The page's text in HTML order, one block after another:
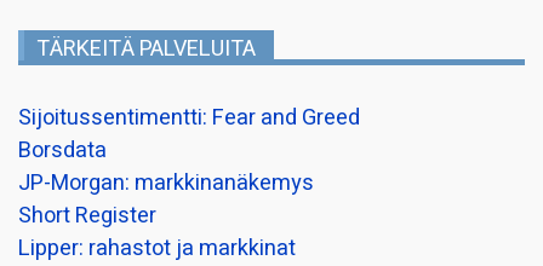
TÄRKEITÄ PALVELUITA
Sijoitussentimentti: Fear and Greed
Borsdata
JP-Morgan: markkinanäkemys
Short Register
Lipper: rahastot ja markkinat